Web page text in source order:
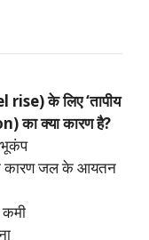
rise) के लिए ‘तापीय
का क्या कारण है?
के कारण जल के आयतन